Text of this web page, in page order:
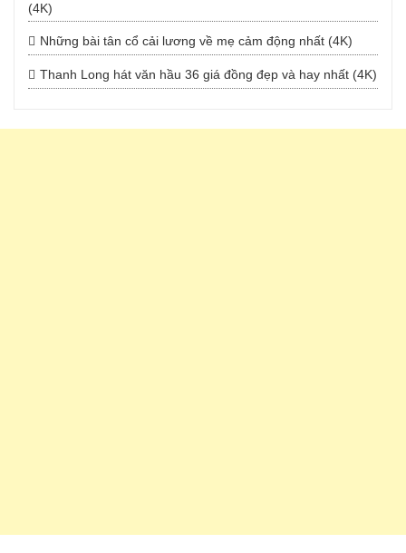
(4K)
Những bài tân cổ cải lương về mẹ cảm động nhất (4K)
Thanh Long hát văn hầu 36 giá đồng đẹp và hay nhất (4K)